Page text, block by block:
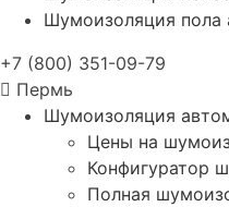
Шумоизоляция пола
+7 (800) 351-09-79
Пермь
Шумоизоляция
Цены на
Конфигуратор
Полная